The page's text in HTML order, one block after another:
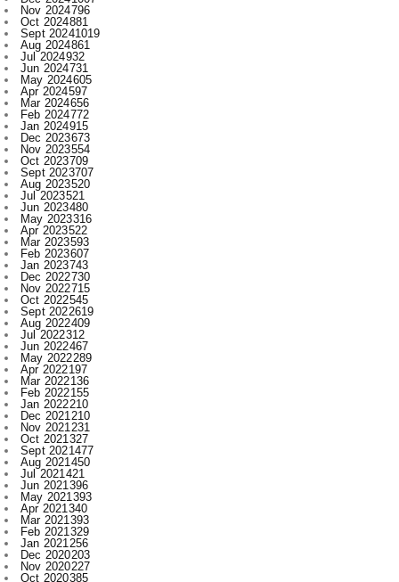
Jul 2024932
Jun 2024731
May 2024605
Apr 2024597
Mar 2024656
Feb 2024772
Jan 2024915
Dec 2023673
Nov 2023554
Oct 2023709
Sept 2023707
Aug 2023520
Jul 2023521
Jun 2023480
May 2023316
Apr 2023522
Mar 2023593
Feb 2023607
Jan 2023743
Dec 2022730
Nov 2022715
Oct 2022545
Sept 2022619
Aug 2022409
Jul 2022312
Jun 2022467
May 2022289
Apr 2022197
Mar 2022136
Feb 2022155
Jan 2022210
Dec 2021210
Nov 2021231
Oct 2021327
Sept 2021477
Aug 2021450
Jul 2021421
Jun 2021396
May 2021393
Apr 2021340
Mar 2021393
Feb 2021329
Jan 2021256
Dec 2020203
Nov 2020227
Oct 2020385
Sept 2020533
Aug 2020284
Jul 2020166
Jun 20201